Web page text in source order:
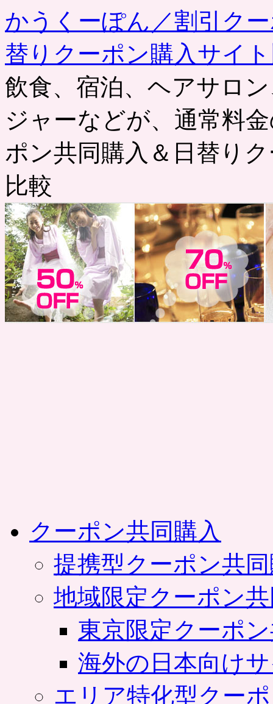
かうくーぽん／割引ク
替りクーポン購入サイ
飲食、宿泊、ヘアサロ
ジャーなどが、通常料
ポン共同購入＆日替り
比較
クーポン共同購入
提携型クーポン共
地域限定クーポン
東京限定クーポ
海外の日本向け
エリア特化型クー